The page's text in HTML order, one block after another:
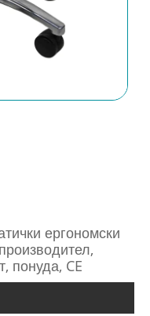
ергономски
понуда, CE